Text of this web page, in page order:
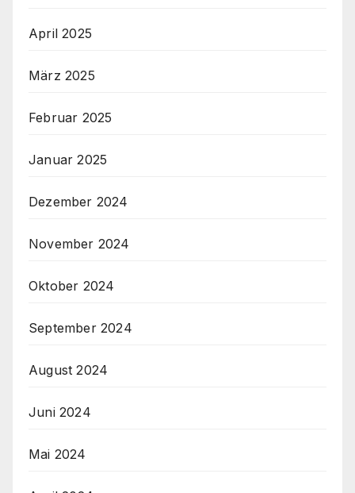
April 2025
März 2025
Februar 2025
Januar 2025
Dezember 2024
November 2024
Oktober 2024
September 2024
August 2024
Juni 2024
Mai 2024